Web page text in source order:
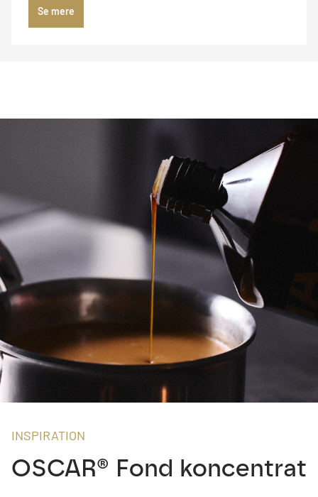
Se mere
INSPIRATION
OSCAR® Fond koncentrat